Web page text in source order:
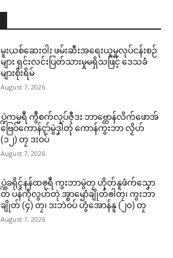
မူးယစ်ဆေးဝါး ဖမ်းဆီးအရေးယူမှုလုပ်ငန်းစဉ်
များ ရှင်းလင်းပြတ်သားမှုမရှိသဖြင့် ဒေသခံ
များစိုးရိမ်
August 7, 2026
ပ္ဍဲကမ္မရဳ ကွဳစက်လုပ်ဇီုဒး ဘာဗ္တောန်လိက်ဖောအ်
ဗြေဝ်ကောန်ၚာ်မွဲဒၞါဲတုဲ ကောန်ကွးဘာ လၟိဟ်
(၁၂) တၠ ဒးဝပ်
August 7, 2026
ပ္ဍဲခရိုၚ်နန်ထၜုရဳ ကွးဘာမွဲတၠ ဟိုတ်နူဖံက်သၞော
တ် ပန်ကဵုလွဟ်တုဲ အ္စာၝောံချိုတ်ၜါတၠ၊ ကွးဘာ
ချိုတ် (၄) တၠ၊ ဒးဘဲဝပ် ဟွံအောန်နူ (၂၀) တၠ
August 7, 2026